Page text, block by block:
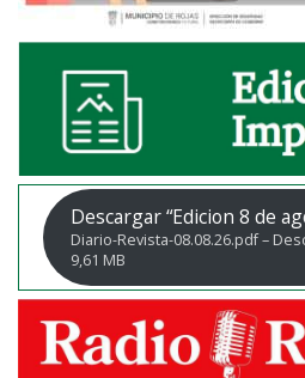
Descargar “Edicion 8 de
Diario-Revista-08.08.26.pdf –
9,61 MB